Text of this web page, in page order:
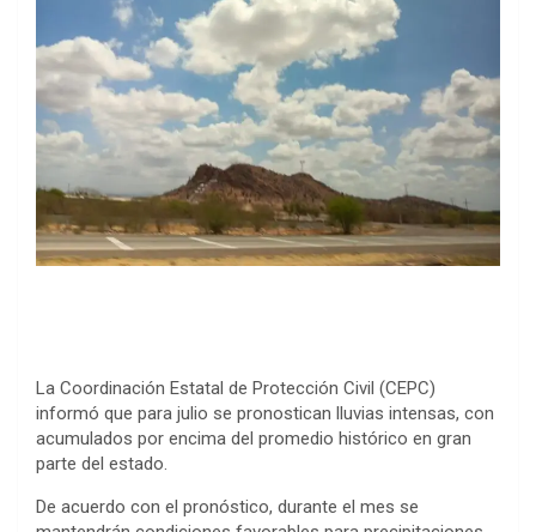
La Coordinación Estatal de Protección Civil (CEPC)
informó que para julio se pronostican lluvias intensas, con
acumulados por encima del promedio histórico en gran
parte del estado.
De acuerdo con el pronóstico, durante el mes se